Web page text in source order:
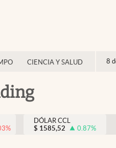
CIENCIA Y SALUD 8
%
DÓLAR CCL
$ 1585,52 0.87%